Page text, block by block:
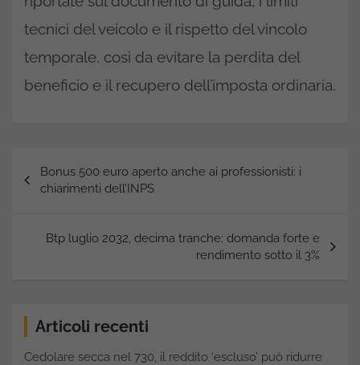
tecnici del veicolo e il rispetto del vincolo
temporale, così da evitare la perdita del
beneficio e il recupero dell’imposta ordinaria.
articoli
Bonus 500 euro aperto anche ai professionisti: i
chiarimenti dell’INPS
Btp luglio 2032, decima tranche: domanda forte e
rendimento sotto il 3%
Articoli recenti
Cedolare secca nel 730, il reddito ‘escluso’ può ridurre